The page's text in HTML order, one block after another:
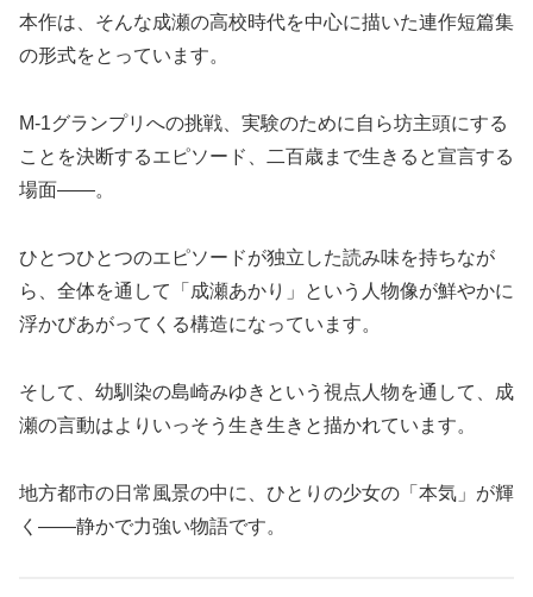
本作は、そんな成瀬の高校時代を中心に描いた連作短篇集
の形式をとっています。
M-1グランプリへの挑戦、実験のために自ら坊主頭にする
ことを決断するエピソード、二百歳まで生きると宣言する
場面——。
ひとつひとつのエピソードが独立した読み味を持ちなが
ら、全体を通して「成瀬あかり」という人物像が鮮やかに
浮かびあがってくる構造になっています。
そして、幼馴染の島崎みゆきという視点人物を通して、成
瀬の言動はよりいっそう生き生きと描かれています。
地方都市の日常風景の中に、ひとりの少女の「本気」が輝
く——静かで力強い物語です。